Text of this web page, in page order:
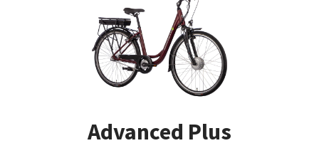
Advanced Plus